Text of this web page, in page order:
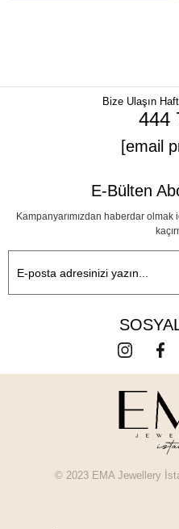
Bize Ulaşın
444
[email
E-Bülten
Kampanyarımızdan haberdar
© 2023 EMA Jewellery